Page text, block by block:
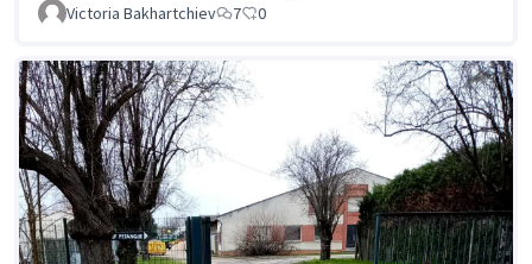
Victoria Bakhartchiev
7 0